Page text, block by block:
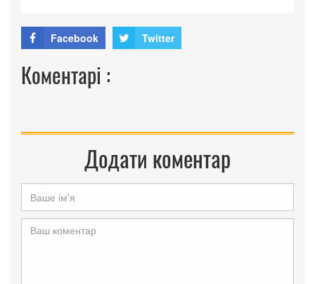
Facebook Twitter
Коментарі :
Додати коментар